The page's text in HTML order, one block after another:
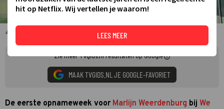
Marlijn Weerdenburg
Zie meer TVgids.nl resultaten op Google
MAAK TVGIDS.NL JE GOOGLE-FAVORIET
De eerste opnameweek voor Marlijn Weerdenburg bij We
hit op Netflix. Wij vertellen je waarom!
LEES MEER